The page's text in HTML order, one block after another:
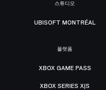
스튜디오
UBISOFT MONTRÉAL
플랫폼
XBOX GAME PASS
XBOX SERIES X|S